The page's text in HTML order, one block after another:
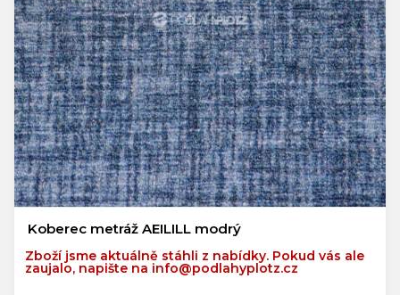
Koberec metráž AEILILL modrý
Zboží jsme aktuálně stáhli z nabídky. Pokud vás ale
zaujalo, napište na info@podlahyplotz.cz